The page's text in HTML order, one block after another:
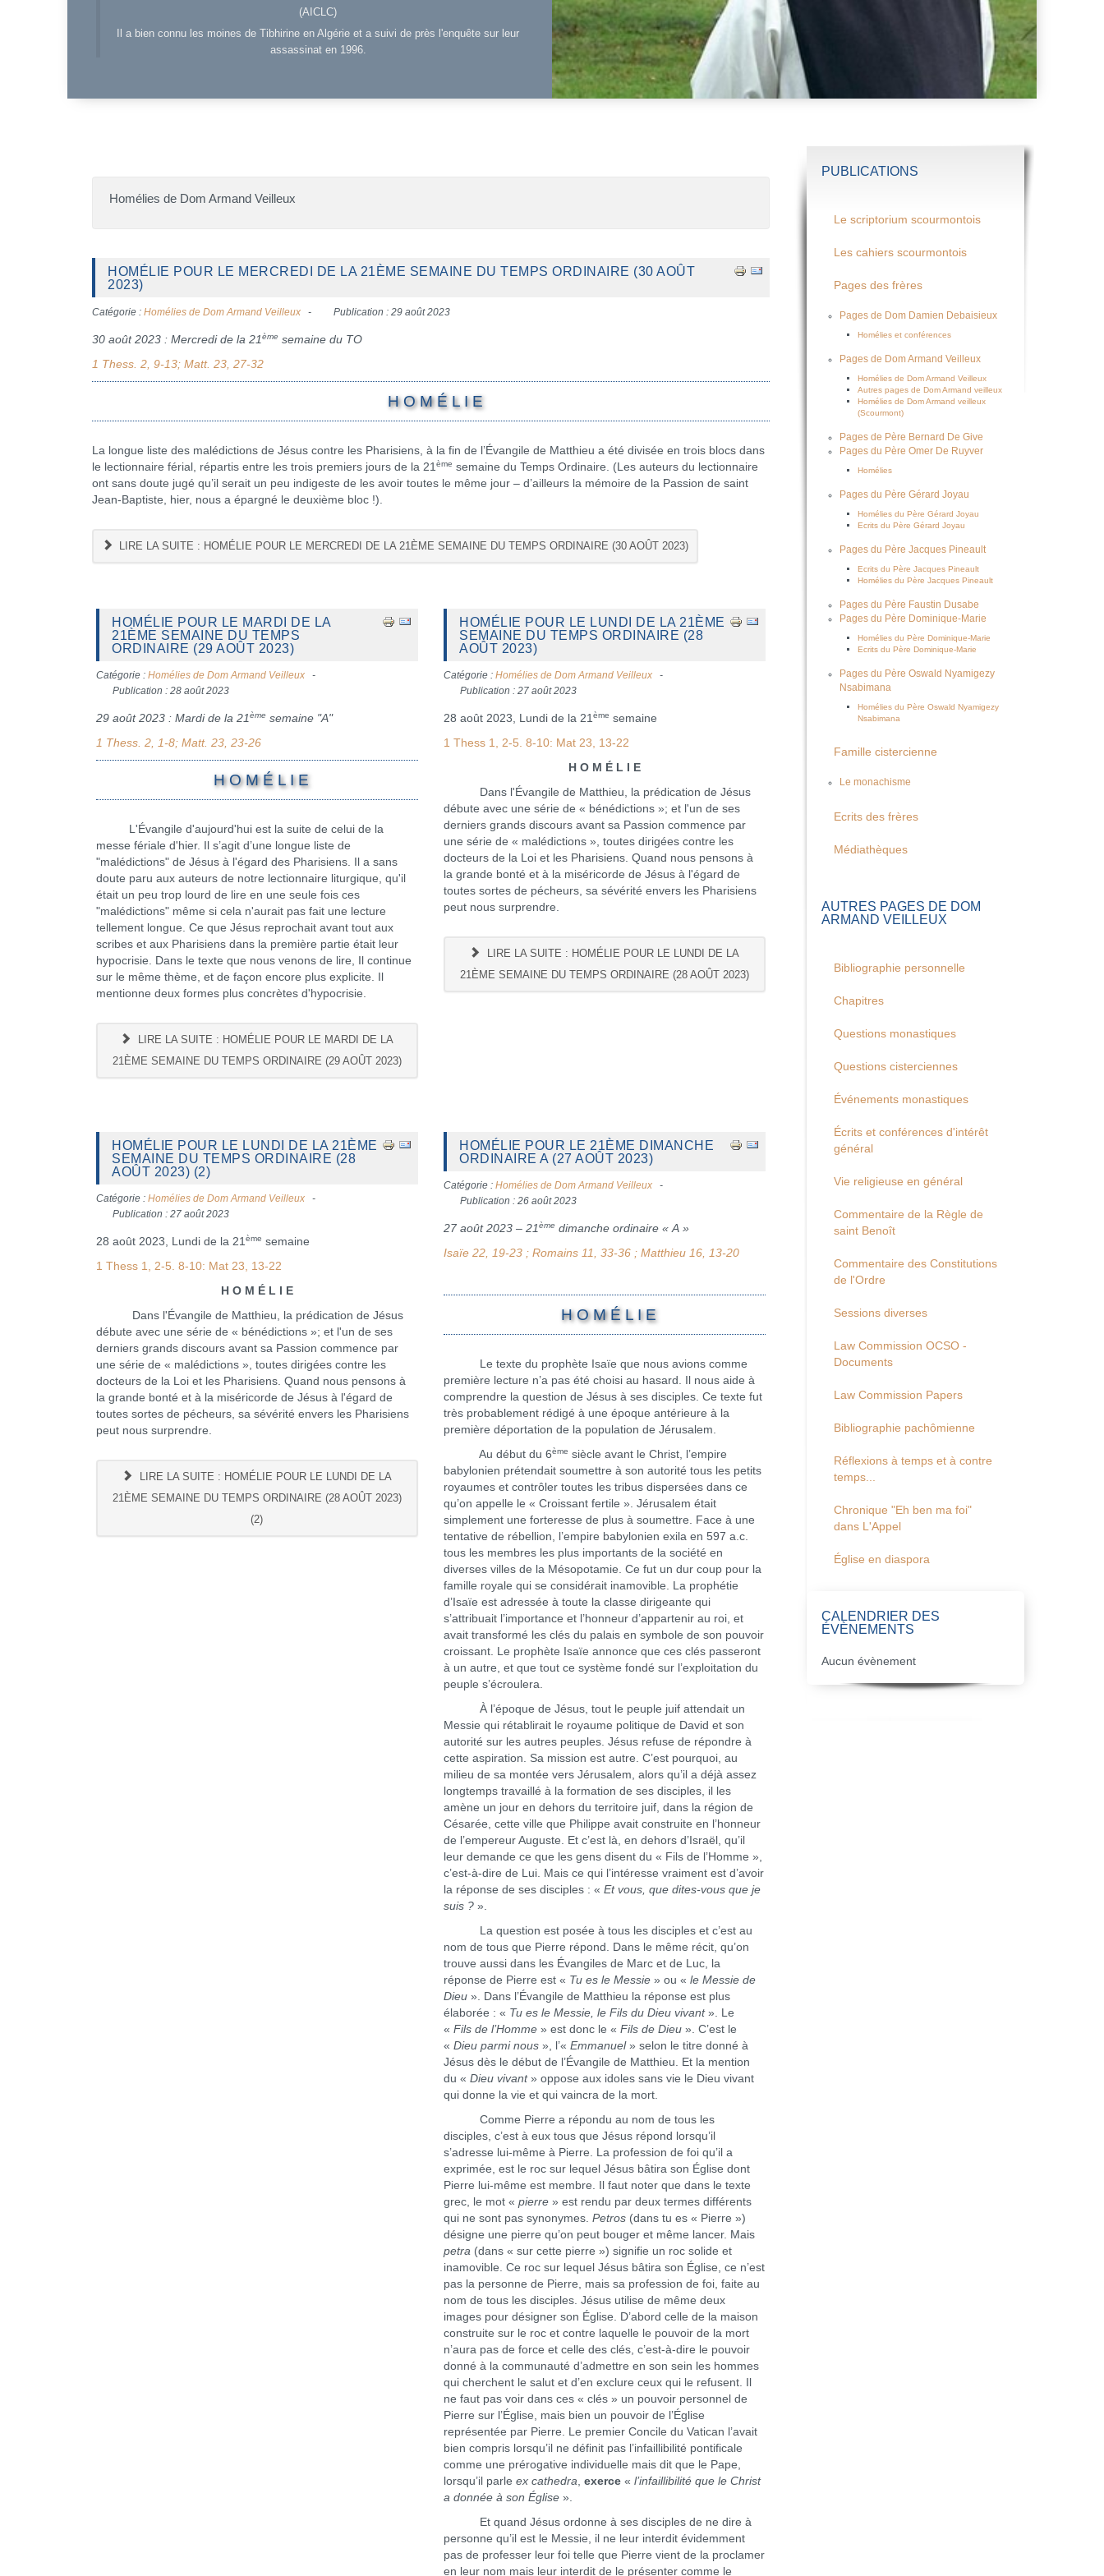
(AICLC)
Il a bien connu les moines de Tibhirine en Algérie et a suivi de près l'enquête sur leur
assassinat en 1996.
Homélies de Dom Armand Veilleux
HOMÉLIE POUR LE MERCREDI DE LA 21ÈME SEMAINE DU TEMPS ORDINAIRE (30 AOÛT
2023)
Catégorie : Homélies de Dom Armand Veilleux Publication : 29 août 2023
30 août 2023 : Mercredi de la 21ème semaine du TO
1 Thess. 2, 9-13; Matt. 23, 27-32
H O M É L I E
La longue liste des malédictions de Jésus contre les Pharisiens, à la fin de l’Évangile de Matthieu a été divisée en trois blocs dans
le lectionnaire férial, répartis entre les trois premiers jours de la 21ème semaine du Temps Ordinaire. (Les auteurs du lectionnaire
ont sans doute jugé qu’il serait un peu indigeste de les avoir toutes le même jour – d’ailleurs la mémoire de la Passion de saint
Jean-Baptiste, hier, nous a épargné le deuxième bloc !).
LIRE LA SUITE : HOMÉLIE POUR LE MERCREDI DE LA 21ÈME SEMAINE DU TEMPS ORDINAIRE (30 AOÛT 2023)
HOMÉLIE POUR LE MARDI DE LA
21ÈME SEMAINE DU TEMPS
ORDINAIRE (29 AOÛT 2023)
Catégorie : Homélies de Dom Armand Veilleux
Publication : 28 août 2023
29 août 2023 : Mardi de la 21ème semaine "A"
1 Thess. 2, 1-8; Matt. 23, 23-26
H O M É L I E
L'Évangile d'aujourd'hui est la suite de celui de la
messe fériale d'hier. Il s’agit d’une longue liste de
"malédictions" de Jésus à l'égard des Pharisiens. Il a sans
doute paru aux auteurs de notre lectionnaire liturgique, qu'il
était un peu trop lourd de lire en une seule fois ces
"malédictions" même si cela n'aurait pas fait une lecture
tellement longue. Ce que Jésus reprochait avant tout aux
scribes et aux Pharisiens dans la première partie était leur
hypocrisie. Dans le texte que nous venons de lire, Il continue
sur le même thème, et de façon encore plus explicite. Il
mentionne deux formes plus concrètes d'hypocrisie.
LIRE LA SUITE : HOMÉLIE POUR LE MARDI DE LA
21ÈME SEMAINE DU TEMPS ORDINAIRE (29 AOÛT 2023)
HOMÉLIE POUR LE LUNDI DE LA 21ÈME
SEMAINE DU TEMPS ORDINAIRE (28
AOÛT 2023)
Catégorie :Homélies de Dom Armand Veilleux
Publication : 27 août 2023
28 août 2023, Lundi de la 21ème semaine
1 Thess 1, 2-5. 8-10: Mat 23, 13-22
H O M É L I E
Dans l'Évangile de Matthieu, la prédication de Jésus
débute avec une série de « bénédictions »; et l'un de ses
derniers grands discours avant sa Passion commence par
une série de « malédictions », toutes dirigées contre les
docteurs de la Loi et les Pharisiens. Quand nous pensons à
la grande bonté et à la miséricorde de Jésus à l'égard de
toutes sortes de pécheurs, sa sévérité envers les Pharisiens
peut nous surprendre.
LIRE LA SUITE : HOMÉLIE POUR LE LUNDI DE LA
21ÈME SEMAINE DU TEMPS ORDINAIRE (28 AOÛT 2023)
HOMÉLIE POUR LE LUNDI DE LA 21ÈME
SEMAINE DU TEMPS ORDINAIRE (28
AOÛT 2023) (2)
Catégorie : Homélies de Dom Armand Veilleux
Publication : 27 août 2023
28 août 2023, Lundi de la 21ème semaine
1 Thess 1, 2-5. 8-10: Mat 23, 13-22
H O M É L I E
Dans l'Évangile de Matthieu, la prédication de Jésus
débute avec une série de « bénédictions »; et l'un de ses
derniers grands discours avant sa Passion commence par
une série de « malédictions », toutes dirigées contre les
docteurs de la Loi et les Pharisiens. Quand nous pensons à
la grande bonté et à la miséricorde de Jésus à l'égard de
toutes sortes de pécheurs, sa sévérité envers les Pharisiens
peut nous surprendre.
LIRE LA SUITE : HOMÉLIE POUR LE LUNDI DE LA
21ÈME SEMAINE DU TEMPS ORDINAIRE (28 AOÛT 2023)
(2)
HOMÉLIE POUR LE 21ÈME DIMANCHE
ORDINAIRE A (27 AOÛT 2023)
Catégorie :Homélies de Dom Armand Veilleux
Publication : 26 août 2023
27 août 2023 – 21ème dimanche ordinaire « A »
Isaïe 22, 19-23 ; Romains 11, 33-36 ; Matthieu 16, 13-20
H O M É L I E
Le texte du prophète Isaïe que nous avions comme
première lecture n’a pas été choisi au hasard. Il nous aide à
comprendre la question de Jésus à ses disciples. Ce texte fut
très probablement rédigé à une époque antérieure à la
première déportation de la population de Jérusalem.
Au début du 6ème siècle avant le Christ, l’empire
babylonien prétendait soumettre à son autorité tous les petits
royaumes et contrôler toutes les tribus dispersées dans ce
qu’on appelle le « Croissant fertile ». Jérusalem était
simplement une forteresse de plus à soumettre. Face à une
tentative de rébellion, l’empire babylonien exila en 597 a.c.
tous les membres les plus importants de la société en
diverses villes de la Mésopotamie. Ce fut un dur coup pour la
famille royale qui se considérait inamovible. La prophétie
d’Isaïe est adressée à toute la classe dirigeante qui
s’attribuait l’importance et l’honneur d’appartenir au roi, et
avait transformé les clés du palais en symbole de son pouvoir
croissant. Le prophète Isaïe annonce que ces clés passeront
à un autre, et que tout ce système fondé sur l’exploitation du
peuple s’écroulera.
À l’époque de Jésus, tout le peuple juif attendait un
Messie qui rétablirait le royaume politique de David et son
autorité sur les autres peuples. Jésus refuse de répondre à
cette aspiration. Sa mission est autre. C’est pourquoi, au
milieu de sa montée vers Jérusalem, alors qu’il a déjà assez
longtemps travaillé à la formation de ses disciples, il les
amène un jour en dehors du territoire juif, dans la région de
Césarée, cette ville que Philippe avait construite en l’honneur
de l’empereur Auguste. Et c’est là, en dehors d’Israël, qu’il
leur demande ce que les gens disent du « Fils de l’Homme »,
c’est-à-dire de Lui. Mais ce qui l’intéresse vraiment est d’avoir
la réponse de ses disciples : «Et vous, que dites-vous que je
suis ? ».
La question est posée à tous les disciples et c’est au
nom de tous que Pierre répond. Dans le même récit, qu’on
trouve aussi dans les Évangiles de Marc et de Luc, la
réponse de Pierre est « Tu es le Messie» ou «le Messie de
Dieu ». Dans l’Évangile de Matthieu la réponse est plus
élaborée : « Tu es le Messie, le Fils du Dieu vivant». Le
«Fils de l’Homme » est donc le «Fils de Dieu ». C’est le
«Dieu parmi nous », l’«Emmanuel» selon le titre donné à
Jésus dès le début de l’Évangile de Matthieu. Et la mention
du «Dieu vivant» oppose aux idoles sans vie le Dieu vivant
qui donne la vie et qui vaincra de la mort.
Comme Pierre a répondu au nom de tous les
disciples, c’est à eux tous que Jésus répond lorsqu’il
s’adresse lui-même à Pierre. La profession de foi qu’il a
exprimée, est le roc sur lequel Jésus bâtira son Église dont
Pierre lui-même est membre. Il faut noter que dans le texte
grec, le mot «pierre » est rendu par deux termes différents
qui ne sont pas synonymes.Petros (dans tu es « Pierre »)
désigne une pierre qu’on peut bouger et même lancer. Mais
petra (dans « sur cette pierre ») signifie un roc solide et
inamovible. Ce roc sur lequel Jésus bâtira son Église, ce n’est
pas la personne de Pierre, mais sa profession de foi, faite au
nom de tous les disciples. Jésus utilise de même deux
images pour désigner son Église. D’abord celle de la maison
construite sur le roc et contre laquelle le pouvoir de la mort
n’aura pas de force et celle des clés, c’est-à-dire le pouvoir
donné à la communauté d’admettre en son sein les hommes
qui cherchent le salut et d’en exclure ceux qui le refusent. Il
ne faut pas voir dans ces « clés » un pouvoir personnel de
Pierre sur l’Église, mais bien un pouvoir de l’Église
représentée par Pierre. Le premier Concile du Vatican l’avait
bien compris lorsqu’il ne définit pas l’infaillibilité pontificale
comme une prérogative individuelle mais dit que le Pape,
lorsqu’il parleex cathedra,exerce «l’infaillibilité que le Christ
a donnée à son Église ».
Et quand Jésus ordonne à ses disciples de ne dire à
personne qu’il est le Messie, il ne leur interdit évidemment
pas de professer leur foi telle que Pierre vient de la proclamer
en leur nom mais leur interdit de le présenter comme le
PUBLICATIONS
Le scriptorium scourmontois
Les cahiers scourmontois
Pages des frères
Pages de Dom Damien Debaisieux
Homélies et conférences
Pages de Dom Armand Veilleux
Homélies de Dom Armand Veilleux
Autres pages de Dom Armand veilleux
Homélies de Dom Armand veilleux
(Scourmont)
Pages de Père Bernard De Give
Pages du Père Omer De Ruyver
Homélies
Pages du Père Gérard Joyau
Homélies du Père Gérard Joyau
Ecrits du Père Gérard Joyau
Pages du Père Jacques Pineault
Ecrits du Père Jacques Pineault
Homélies du Père Jacques Pineault
Pages du Père Faustin Dusabe
Pages du Père Dominique-Marie
Homélies du Père Dominique-Marie
Ecrits du Père Dominique-Marie
Pages du Père Oswald Nyamigezy
Nsabimana
Homélies du Père Oswald Nyamigezy
Nsabimana
Famille cistercienne
Le monachisme
Ecrits des frères
Médiathèques
AUTRES PAGES DE DOM
ARMAND VEILLEUX
Bibliographie personnelle
Chapitres
Questions monastiques
Questions cisterciennes
Événements monastiques
Écrits et conférences d'intérêt
général
Vie religieuse en général
Commentaire de la Règle de
saint Benoît
Commentaire des Constitutions
de l'Ordre
Sessions diverses
Law Commission OCSO -
Documents
Law Commission Papers
Bibliographie pachômienne
Réflexions à temps et à contre
temps...
Chronique "Eh ben ma foi"
dans L'Appel
Église en diaspora
CALENDRIER DES
ÉVÈNEMENTS
Aucun évènement